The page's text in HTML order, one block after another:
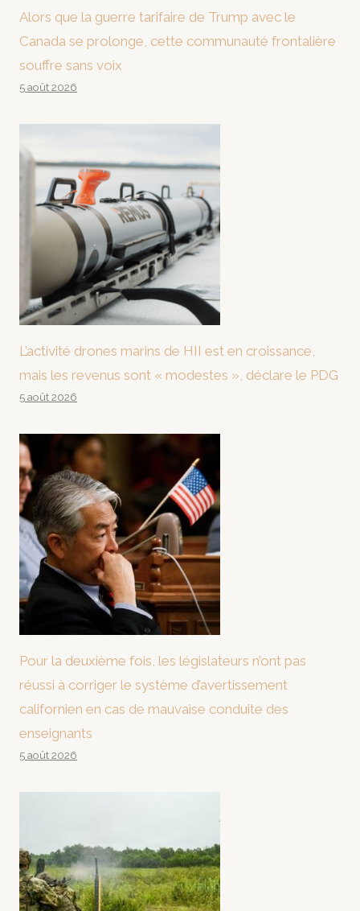
Alors que la guerre tarifaire de Trump avec le
Canada se prolonge, cette communauté frontalière
souffre sans voix
5 août 2026
L’activité drones marins de HII est en croissance,
mais les revenus sont « modestes », déclare le PDG
5 août 2026
Pour la deuxième fois, les législateurs n’ont pas
réussi à corriger le système d’avertissement
californien en cas de mauvaise conduite des
enseignants
5 août 2026